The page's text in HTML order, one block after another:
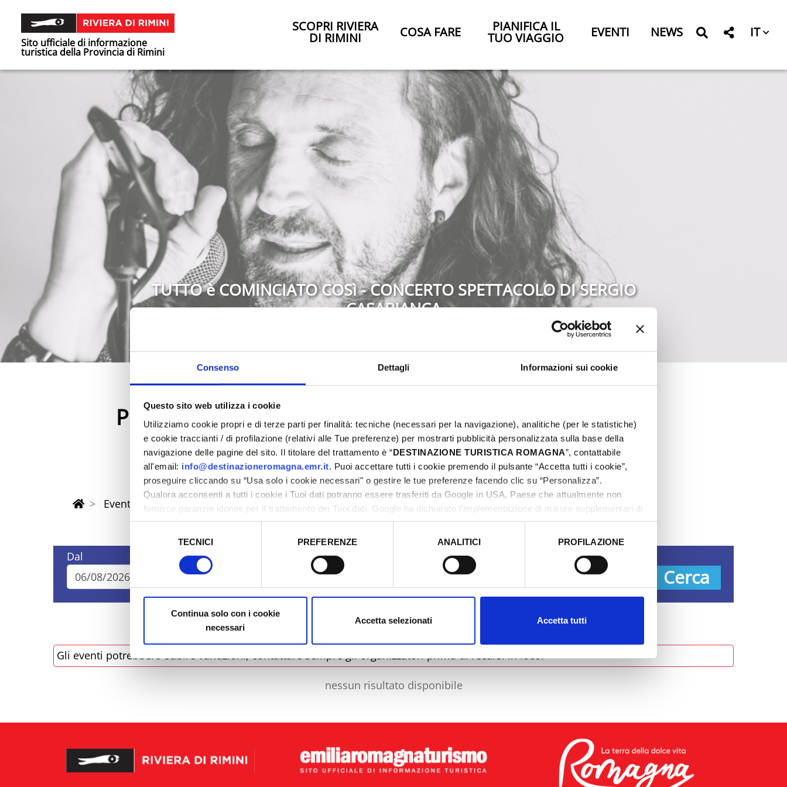
Consenso Dettagli Informazioni sui cookie
Questo sito web utilizza i cookie
Utilizziamo cookie propri e di terze parti per finalità: tecniche (necessari per la navigazione), analitiche (per le statistiche)
e cookie traccianti / di profilazione (relativi alle Tue preferenze) per mostrarti pubblicità personalizzata sulla base della
navigazione delle pagine del sito. Il titolare del trattamento è “DESTINAZIONE TURISTICA ROMAGNA”, contattabile
all'email: info@destinazioneromagna.emr.it. Puoi accettare tutti i cookie premendo il pulsante “Accetta tutti i cookie”,
proseguire cliccando su “Usa solo i cookie necessari" o gestire le tue preferenze facendo clic su “Personalizza”.
Qualora acconsenti a tutti i cookie i Tuoi dati potranno essere trasferiti da Google in USA, Paese che attualmente non
fornisce garanzie idonee per il trattamento dei Tuoi dati. Google ha dichiarato l’implementazione di misure supplementari di
sicurezza a Tutela dei navigatori, che abbiamo valutato essere sufficienti.
TECNICI PREFERENZE ANALITICI PROFILAZIONE
Continua solo con i cookie
necessari
Accetta selezionati Accetta tutti
Sito ufficiale di informazione
turistica della Provincia di Rimini
SCOPRI RIVIERA
DI RIMINI COSA FARE PIANIFICA IL
TUO VIAGGIO EVENTI NEWS IT
TUTTO è COMINCIATO COSì - CONCERTO SPETTACOLO DI SERGIO
CASABIANCA
Primavera 2025
nella provincia di Rimini
Eventi di Primavera Riviera Rimini
Dal A Comune
Cerca
Gli eventi potrebbero subire variazioni, contattare sempre gli organizzatori prima di recarsi in loco.
nessun risultato disponibile